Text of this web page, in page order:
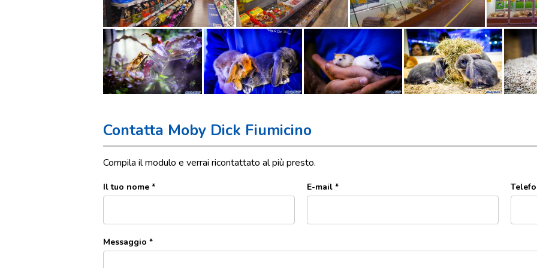
Contatta Moby Dick Fiumicino
Compila il modulo e verrai ricontattato al più presto.
Il tuo nome * E-mail *
Messaggio *